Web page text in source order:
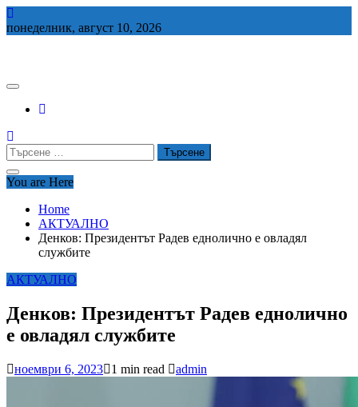
Skip
to
понеделник, август 10, 2026
Търсене
за:
You are Here
Home
АКТУАЛНО
Денков: Президентът Радев еднолично е овладял
службите
АКТУАЛНО
Денков: Президентът Радев еднолично
е овладял службите
ноември 6, 2023 1 min read admin